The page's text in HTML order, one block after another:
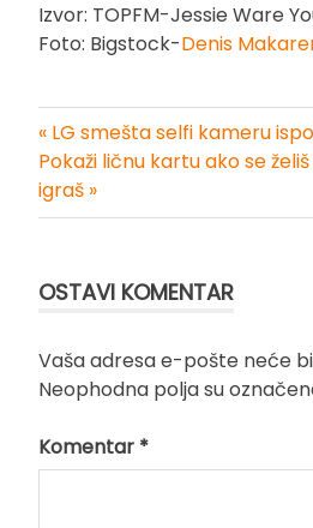
Izvor: TOPFM-Jessie Ware
Foto: Bigstock-Denis
Kretanje
članka
« LG smešta selfi kameru
Pokaži ličnu kartu ako se
igraš »
OSTAVI KOMENTAR
Vaša adresa e-pošte neće
Neophodna polja su
Komentar *